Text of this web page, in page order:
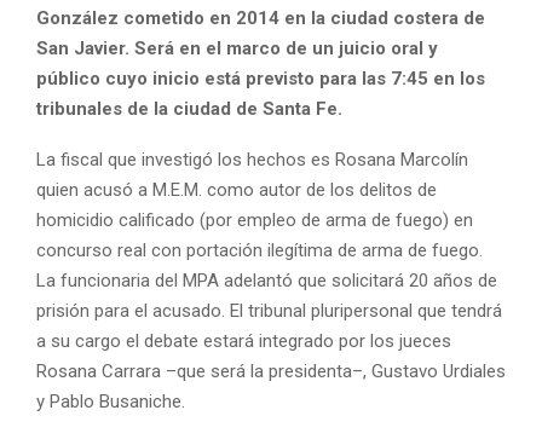
González cometido en 2014 en la ciudad costera de
San Javier. Será en el marco de un juicio oral y
público cuyo inicio está previsto para las 7:45 en los
tribunales de la ciudad de Santa Fe.
La fiscal que investigó los hechos es Rosana Marcolín
quien acusó a M.E.M. como autor de los delitos de
homicidio calificado (por empleo de arma de fuego) en
concurso real con portación ilegítima de arma de fuego.
La funcionaria del MPA adelantó que solicitará 20 años de
prisión para el acusado. El tribunal pluripersonal que tendrá
a su cargo el debate estará integrado por los jueces
Rosana Carrara –que será la presidenta–, Gustavo Urdiales
y Pablo Busaniche.